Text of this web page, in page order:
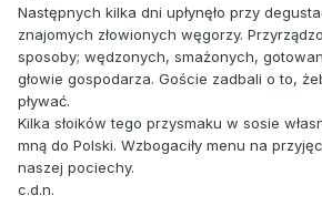
Następnych kilka dni upłynęło przy
znajomych złowionych węgorzy.
sposoby; wędzonych, smażonych,
głowie gospodarza. Goście zadbali o to,
pływać.
Kilka słoików tego przysmaku w sosie
mną do Polski. Wzbogaciły menu na
naszej pociechy.
c.d.n.